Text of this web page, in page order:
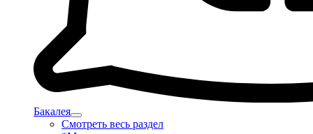
Бакалея
Смотреть весь раздел